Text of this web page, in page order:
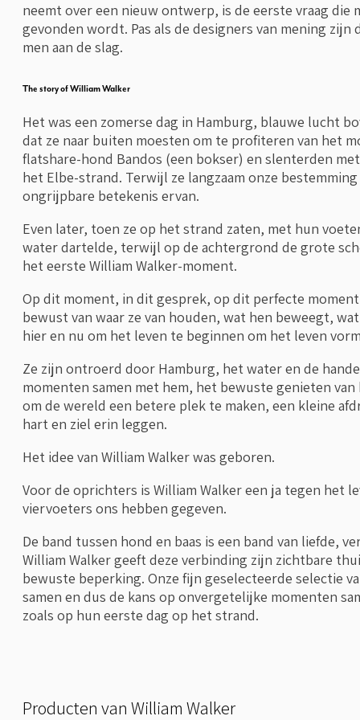
neemt over een nieuw ontwerp, is de eerste vraag
gevonden wordt. Pas als de designers van mening
men aan de slag.
The story of William Walker
Het was een zomerse dag in Hamburg, blauwe lucht
dat ze naar buiten moesten om te profiteren van het
flatshare-hond Bandos (een bokser) en slenterden
het Elbe-strand. Terwijl ze langzaam onze
ongrijpbare betekenis ervan.
Even later, toen ze op het strand zaten, met hun
water dartelde, terwijl op de achtergrond de grote
het eerste William Walker-moment.
Op dit moment, in dit gesprek, op dit perfecte
bewust van waar ze van houden, wat hen beweegt,
hier en nu om het leven te beginnen om het leven
Ze zijn ontroerd door Hamburg, het water en de
momenten samen met hem, het bewuste genieten
om de wereld een betere plek te maken, een kleine
hart en ziel erin leggen.
Het idee van William Walker was geboren.
Voor de oprichters is William Walker een ja tegen het
viervoeters ons hebben gegeven.
De band tussen hond en baas is een band van liefde,
William Walker geeft deze verbinding zijn zichtbare
bewuste beperking. Onze fijn geselecteerde selectie
samen en dus de kans op onvergetelijke momenten
zoals op hun eerste dag op het strand.
Producten van William Walker